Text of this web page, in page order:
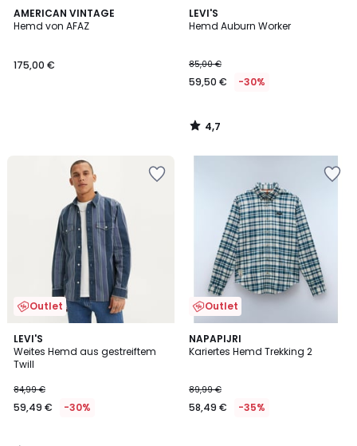
AMERICAN VINTAGE
Hemd von AFAZ
175,00 €
LEVI'S
Hemd Auburn Worker
85,00 €
59,50 € -30%
4,7
/ 5
4,7
/
Outlet
LEVI'S
Weites Hemd aus gestreiftem
Twill
84,99 €
59,49 € -30%
4
/
5
Outlet
NAPAPIJRI
Kariertes Hemd Trekking 2
89,99 €
58,49 € -35%